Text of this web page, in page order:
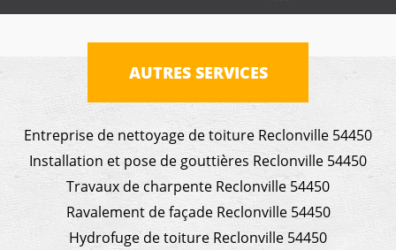
AUTRES SERVICES
Entreprise de nettoyage de toiture Reclonville 54450
Installation et pose de gouttières Reclonville 54450
Travaux de charpente Reclonville 54450
Ravalement de façade Reclonville 54450
Hydrofuge de toiture Reclonville 54450